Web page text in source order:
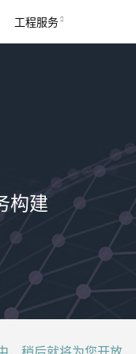
工程服务
构建